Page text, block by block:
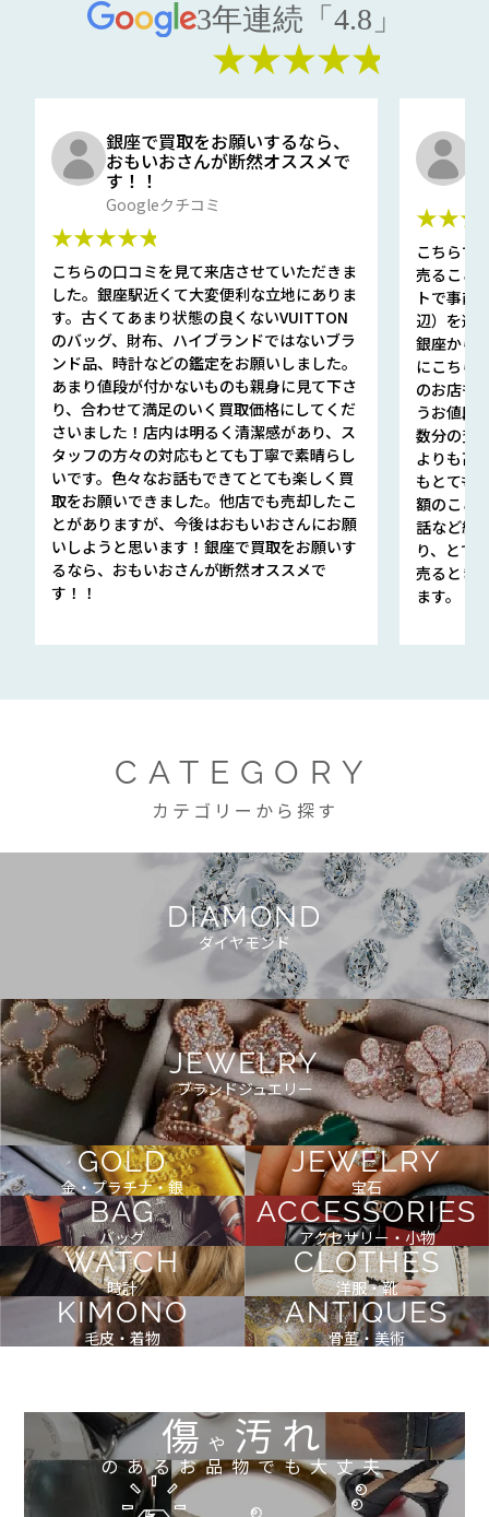
3年連続「4.8」
★★★★★
銀座で買取をお願いするなら、
おもいおさんが断然オススメで
す！！
Googleクチコミ
★★★★★
こちらの口コミを見て来店させていただきま
した。銀座駅近くて大変便利な立地にありま
す。古くてあまり状態の良くないVUITTON
のバッグ、財布、ハイブランドではないブラ
ンド品、時計などの鑑定をお願いしました。
あまり値段が付かないものも親身に見て下さ
り、合わせて満足のいく買取価格にしてくだ
さいました！店内は明るく清潔感があり、ス
タッフの方々の対応もとても丁寧で素晴らし
いです。色々なお話もできてとても楽しく買
取をお願いできました。他店でも売却したこ
とがありますが、今後はおもいおさんにお願
いしようと思います！銀座で買取をお願いす
るなら、おもいおさんが断然オススメで
す！！
こちらで
売ること
トで事前
辺）を選
銀座から
にこちら
のお店も
うお値段
数分の査
よりも高
もとても
額のこと
話など細
り、とて
売るとき
ます。
CATEGORY
カテゴリーから探す
DIAMOND
ダイヤモンド
JEWELRY
ブランドジュエリー
GOLD
金・プラチナ・銀
JEWELRY
宝石
BAG
バッグ
ACCESSORIES
アクセサリー・小物
WATCH
時計
CLOTHES
洋服・靴
KIMONO
毛皮・着物
ANTIQUES
骨董・美術
傷や 汚れ
のあるお品物でも大丈夫